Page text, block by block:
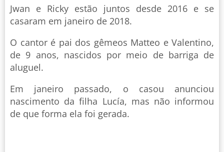
Jwan e Ricky estão juntos desde 2016 e se
casaram em janeiro de 2018.
O cantor é pai dos gêmeos Matteo e Valentino,
de 9 anos, nascidos por meio de barriga de
aluguel.
Em janeiro passado, o casou anunciou
nascimento da filha Lucía, mas não informou
de que forma ela foi gerada.